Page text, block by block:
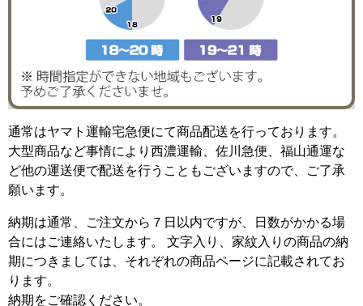
通常はヤマト運輸宅急便にて商品配送を行っております。
大型商品など事情により西濃運輸、佐川急便、福山通運な
ど他の運送便で配送を行うこともございますので、ご了承
願います。
納期は通常、ご注文から７日以内ですが、日数がかかる場
合にはご連絡いたします。 文字入り、家紋入りの商品の納
期につきましては、それぞれの商品ページに記載されてお
ります。
納期をご確認ください。